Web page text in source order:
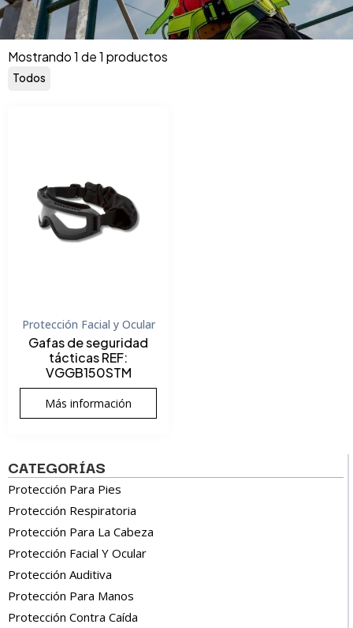
CATEGORÍAS
Protección Para Pies
Protección Respiratoria
Protección Para La Cabeza
Protección Facial Y Ocular
Protección Auditiva
Protección Para Manos
Protección Contra Caída
Mostrando 1 de 1 productos
Todos
Protección Facial y Ocular
Gafas de seguridad
tácticas REF:
VGGB150STM
Más información